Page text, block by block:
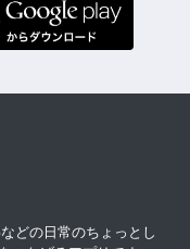
どの日常のちょっとし